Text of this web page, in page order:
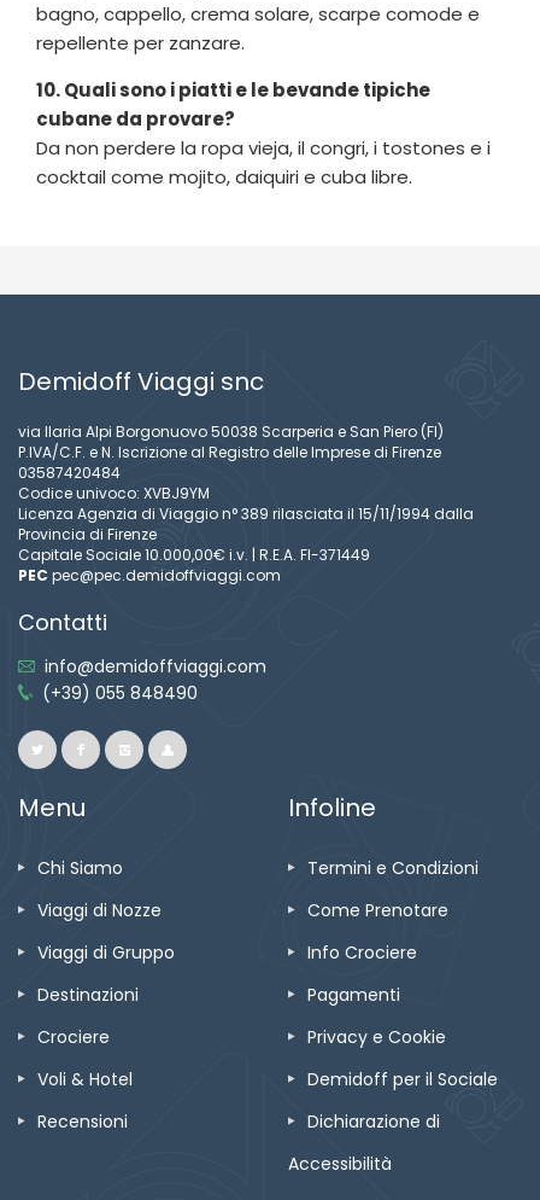
bagno, cappello, crema solare, scarpe comode e
repellente per zanzare.
10. Quali sono i piatti e le bevande tipiche
cubane da provare?
Da non perdere la ropa vieja, il congri, i tostones e i
cocktail come mojito, daiquiri e cuba libre.
Demidoff Viaggi snc
via Ilaria Alpi Borgonuovo 50038 Scarperia e San Piero (FI)
P.IVA/C.F. e N. Iscrizione al Registro delle Imprese di Firenze
03587420484
Codice univoco: XVBJ9YM
Licenza Agenzia di Viaggio n° 389 rilasciata il 15/11/1994 dalla
Provincia di Firenze
Capitale Sociale 10.000,00€ i.v. | R.E.A. FI-371449
PEC pec@pec.demidoffviaggi.com
Contatti
info@demidoffviaggi.com
(+39) 055 848490
Menu
Chi Siamo
Viaggi di Nozze
Viaggi di Gruppo
Destinazioni
Crociere
Voli & Hotel
Recensioni
Infoline
Termini e Condizioni
Come Prenotare
Info Crociere
Pagamenti
Privacy e Cookie
Demidoff per il Sociale
Dichiarazione di
Accessibilità